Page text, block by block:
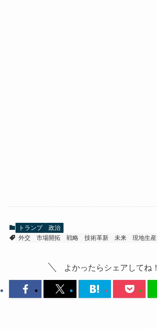
トランプ
政治
外交
市場開拓 戦略 技術革新 未来 現地生産
よかったらシェアしてね！